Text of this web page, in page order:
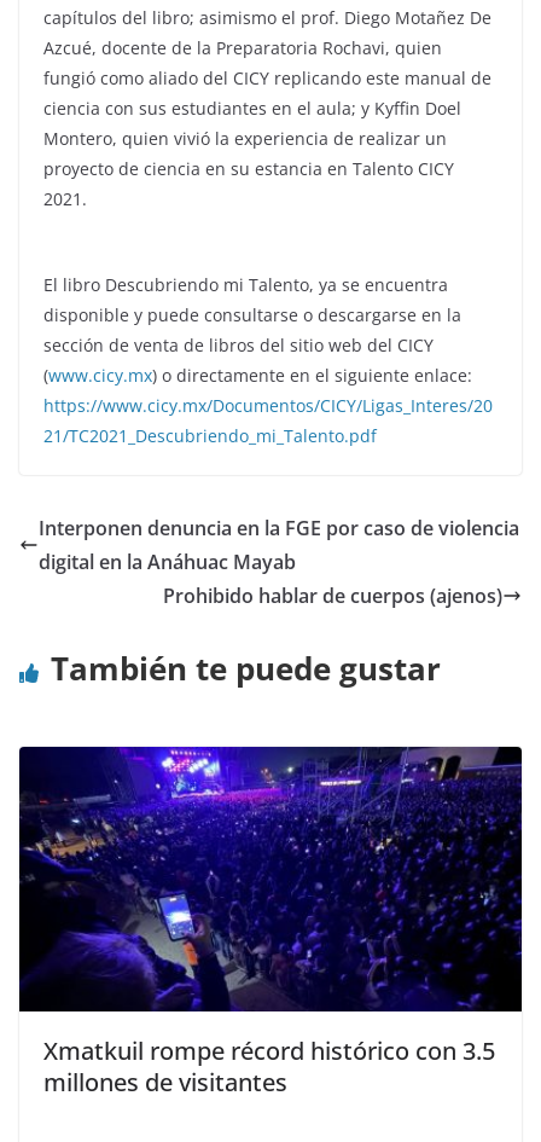
capítulos del libro; asimismo el prof. Diego Motañez De
Azcué, docente de la Preparatoria Rochavi, quien
fungió como aliado del CICY replicando este manual de
ciencia con sus estudiantes en el aula; y Kyffin Doel
Montero, quien vivió la experiencia de realizar un
proyecto de ciencia en su estancia en Talento CICY
2021.
El libro Descubriendo mi Talento, ya se encuentra
disponible y puede consultarse o descargarse en la
sección de venta de libros del sitio web del CICY
(www.cicy.mx) o directamente en el siguiente enlace:
https://www.cicy.mx/Documentos/CICY/Ligas_Interes/20
21/TC2021_Descubriendo_mi_Talento.pdf
Interponen denuncia en la FGE por caso de violencia
digital en la Anáhuac Mayab
Prohibido hablar de cuerpos (ajenos)
También te puede gustar
Xmatkuil rompe récord histórico con 3.5
millones de visitantes